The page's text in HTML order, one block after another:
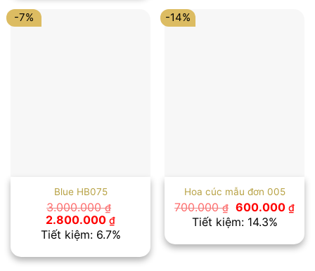
-7%
Blue HB075
3.000.000₫
Giá
gốc
là:
2.800.000 ₫Giá
hiện
tại
2.800.000 ₫.
Tiết kiệm: 6.7%
-14%
Hoa cúc mẫu đơn 005
700.000₫ Giá
gốc
là:
600.000 ₫Giá
hiện
là:
Tiết kiệm: 14.3%